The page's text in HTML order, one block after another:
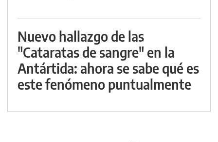
Nuevo hallazgo de las
"Cataratas de sangre" en la
Antártida: ahora se sabe qué es
este fenómeno puntualmente